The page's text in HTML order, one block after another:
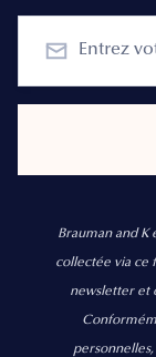
Brauman and K
collectée via ce
newsletter et